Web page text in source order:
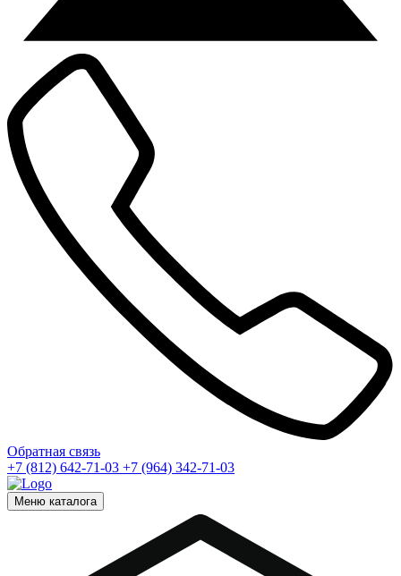
Обратная связь
+7 (812) 642-71-03 +7 (964) 342-71-03
Меню каталога